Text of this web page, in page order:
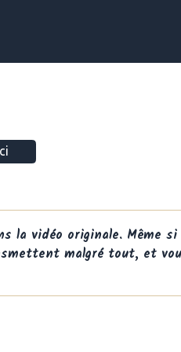
vidéo originale. Même si
malgré tout, et